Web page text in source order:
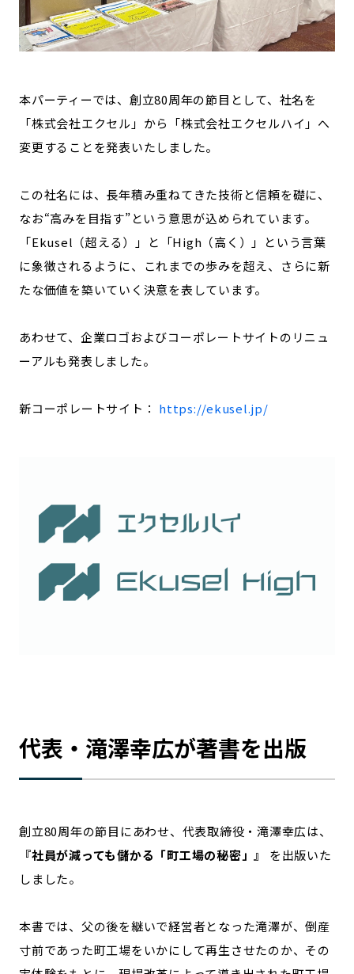
本パーティーでは、創立80周年の節目として、社名を
「株式会社エクセル」から「株式会社エクセルハイ」へ
変更することを発表いたしました。
この社名には、長年積み重ねてきた技術と信頼を礎に、
なお“高みを目指す”という意思が込められています。
「Ekusel（超える）」と「High（高く）」という言葉
に象徴されるように、これまでの歩みを超え、さらに新
たな価値を築いていく決意を表しています。
あわせて、企業ロゴおよびコーポレートサイトのリニュ
ーアルも発表しました。
新コーポレートサイト： https://ekusel.jp/
代表・滝澤幸広が著書を出版
創立80周年の節目にあわせ、代表取締役・滝澤幸広は、
『社員が減っても儲かる「町工場の秘密」』
を出版いた
しました。
本書では、父の後を継いで経営者となった滝澤が、倒産
寸前であった町工場をいかにして再生させたのか、その